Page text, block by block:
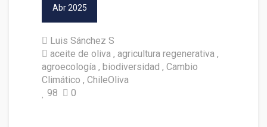
Abr 2025
Luis Sánchez S
aceite de oliva agricultura regenerativa
agroecología
biodiversidad
Cambio
Climático
ChileOliva
98
0